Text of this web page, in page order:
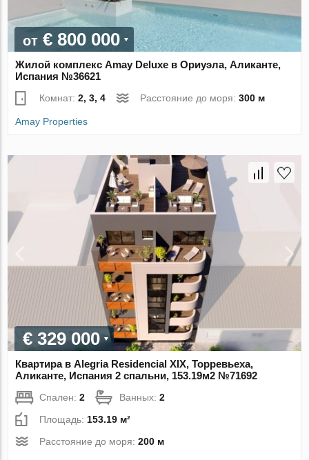
от € 800 000
Жилой комплекс Amay Deluxe в Ориуэла, Аликанте,
Испания №36621
Комнат:2, 3, 4 Расстояние до моря:300 м
Amay Properties
€ 329 000
Квартира в Alegria Residencial XIX, Торревьеха,
Аликанте, Испания 2 спальни, 153.19м2 №71692
Спален:2 Ванных:2
Площадь: 153.19 м²
Расстояние до моря:200 м